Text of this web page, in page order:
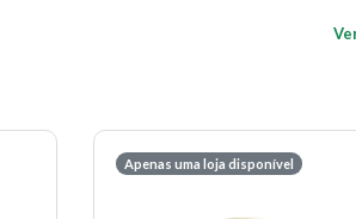
Apenas uma loja disponível